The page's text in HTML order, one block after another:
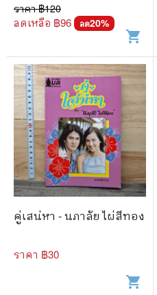
ราคา ฿120
ลดเหลือ ฿96 ลด20%
shopping_cart
คู่เสน่หา - นภาลัย ไผ่สีทอง
ราคา ฿30
shopping_cart